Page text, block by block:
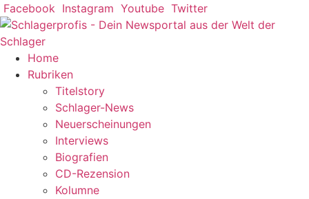
Zum
Inhalt
springen
Facebook Instagram Youtube Twitter
Home
Rubriken
Titelstory
Schlager-News
Neuerscheinungen
Interviews
Biografien
CD-Rezension
Kolumne